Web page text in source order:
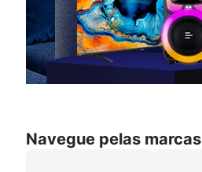
Navegue pelas marcas